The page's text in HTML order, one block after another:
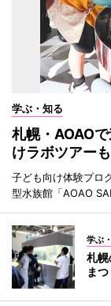
学ぶ・知る
札幌・AOAO
けラボツアーも
子ども向け体験プロ
型水族館「AOAO
学ぶ
札
まつ